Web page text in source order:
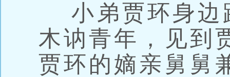
小弟贾环身边
木讷青年，见到
贾环的嫡亲舅舅